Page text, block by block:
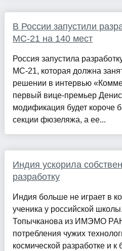
В России запустили
МС-21 на 140 мест
Россия запустила
МС-21, которая должна
решении в интервью
первый вице-премьер
модификация будет короче
секции фюзеляжа, а ее...
Индия ускорила
разработку
Индия больше не играет в
ученика у российской
Топычканова из ИМЭМО
потребления чужих
космической разработке и